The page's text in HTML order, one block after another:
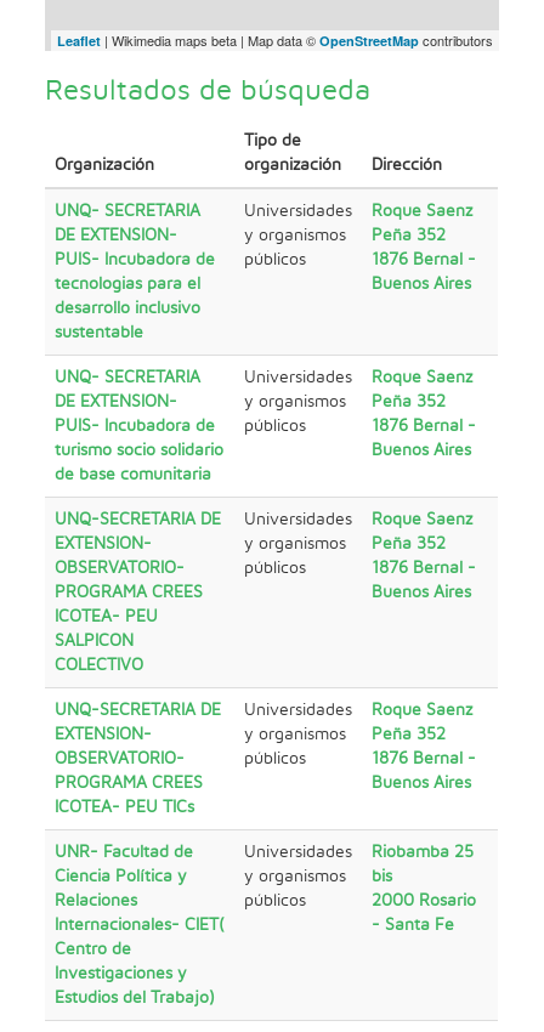
Leaflet| Wikimedia maps beta | Map data © OpenStreetMapcontributors
Resultados de búsqueda
Organización
Tipo de
organización
Dirección
UNQ- SECRETARIA
DE EXTENSION-
PUIS- Incubadora de
tecnologias para el
desarrollo inclusivo
sustentable
Universidades
y organismos
públicos
Roque Saenz
Peña 352
1876 Bernal -
Buenos Aires
UNQ- SECRETARIA
DE EXTENSION-
PUIS- Incubadora de
turismo socio solidario
de base comunitaria
Universidades
y organismos
públicos
Roque Saenz
Peña 352
1876 Bernal -
Buenos Aires
UNQ-SECRETARIA DE
EXTENSION-
OBSERVATORIO-
PROGRAMA CREES
ICOTEA- PEU
SALPICON
COLECTIVO
Universidades
y organismos
públicos
Roque Saenz
Peña 352
1876 Bernal -
Buenos Aires
UNQ-SECRETARIA DE
EXTENSION-
OBSERVATORIO-
PROGRAMA CREES
ICOTEA- PEU TICs
Universidades
y organismos
públicos
Roque Saenz
Peña 352
1876 Bernal -
Buenos Aires
UNR- Facultad de
Ciencia Política y
Relaciones
Internacionales- CIET(
Centro de
Investigaciones y
Estudios del Trabajo)
Universidades
y organismos
públicos
Riobamba 25
bis
2000 Rosario
- Santa Fe